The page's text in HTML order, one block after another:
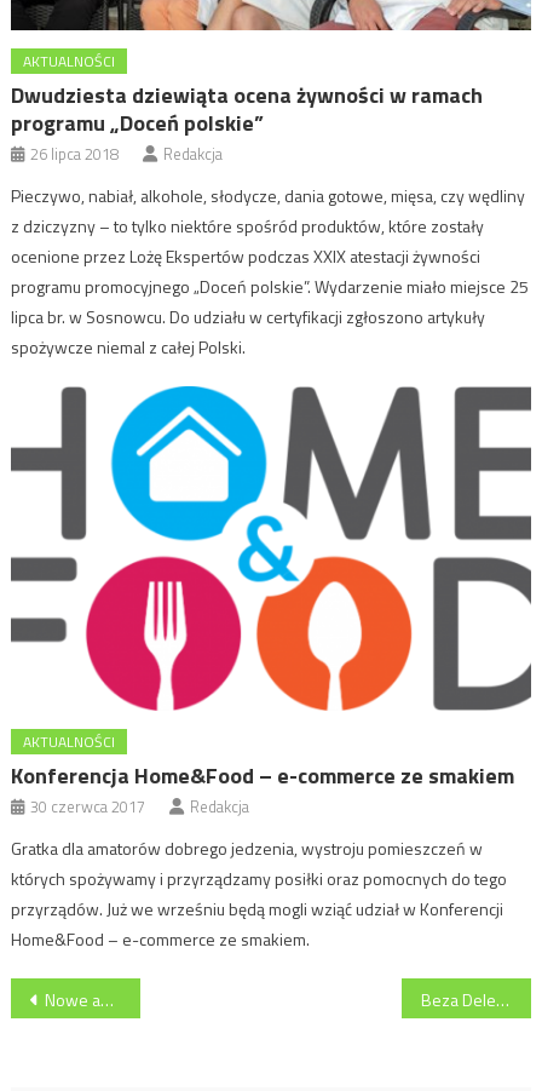
AKTUALNOŚCI
Dwudziesta dziewiąta ocena żywności w ramach
programu „Doceń polskie”
26 lipca 2018 Redakcja
Pieczywo, nabiał, alkohole, słodycze, dania gotowe, mięsa, czy wędliny
z dziczyzny – to tylko niektóre spośród produktów, które zostały
ocenione przez Lożę Ekspertów podczas XXIX atestacji żywności
programu promocyjnego „Doceń polskie”. Wydarzenie miało miejsce 25
lipca br. w Sosnowcu. Do udziału w certyfikacji zgłoszono artykuły
spożywcze niemal z całej Polski.
AKTUALNOŚCI
Konferencja Home&Food – e-commerce ze smakiem
30 czerwca 2017 Redakcja
Gratka dla amatorów dobrego jedzenia, wystroju pomieszczeń w
których spożywamy i przyrządzamy posiłki oraz pomocnych do tego
przyrządów. Już we wrześniu będą mogli wziąć udział w Konferencji
Home&Food – e-commerce ze smakiem.
Nawigacja
Nowe automaty kawowe Ideal Cafe Avantgarde od Ideal Group Beza Delecta – nowość na rynku